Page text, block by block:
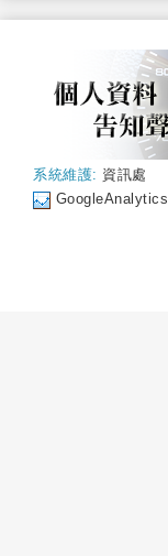
系統維護: 資訊處
GoogleAnalytics